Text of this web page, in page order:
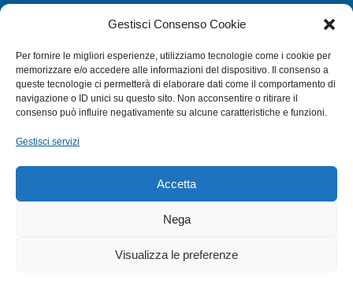
Gestisci Consenso Cookie
Per fornire le migliori esperienze, utilizziamo tecnologie come i cookie per
memorizzare e/o accedere alle informazioni del dispositivo. Il consenso a
queste tecnologie ci permetterà di elaborare dati come il comportamento di
navigazione o ID unici su questo sito. Non acconsentire o ritirare il
consenso può influire negativamente su alcune caratteristiche e funzioni.
Gestisci servizi
Accetta
Nega
Visualizza le preferenze
CATEGORIE
MULINELLI
CANNE
ACCESSORI NAUTICI
TERMINI E CONDIZIONI